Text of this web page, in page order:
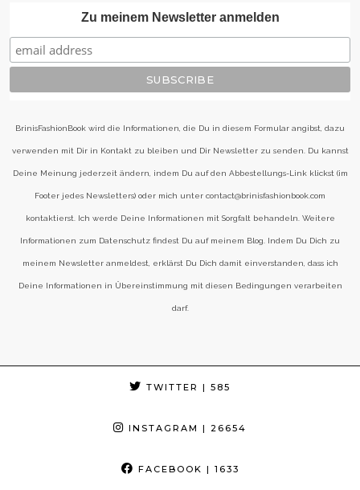
Zu meinem Newsletter anmelden
BrinisFashionBook wird die Informationen, die Du in diesem Formular angibst, dazu
verwenden mit Dir in Kontakt zu bleiben und Dir Newsletter zu senden. Du kannst
Deine Meinung jederzeit ändern, indem Du auf den Abbestellungs-Link klickst (im
Footer jedes Newsletters) oder mich unter contact@brinisfashionbook.com
kontaktierst. Ich werde Deine Informationen mit Sorgfalt behandeln. Weitere
Informationen zum Datenschutz findest Du auf meinem Blog. Indem Du Dich zu
meinem Newsletter anmeldest, erklärst Du Dich damit einverstanden, dass ich
Deine Informationen in Übereinstimmung mit diesen Bedingungen verarbeiten
darf.
TWITTER | 585
INSTAGRAM | 26654
FACEBOOK | 1633